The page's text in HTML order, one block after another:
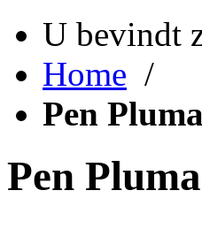
U bevindt
Home /
Pen
Pen